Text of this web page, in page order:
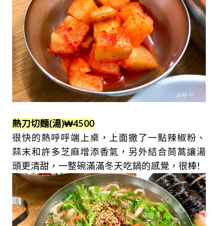
熱刀切麵(湯)₩4500
很快的熱呼呼端上桌，上面撒了一點辣椒粉、
蒜末和許多芝麻增添香氣，另外結合茼蒿讓湯
頭更清甜，一整碗滿滿冬天吃鍋的感覺，很棒!